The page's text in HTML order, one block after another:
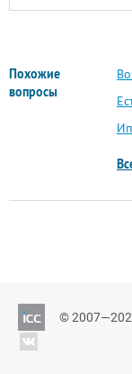
Похожие
вопросы
©